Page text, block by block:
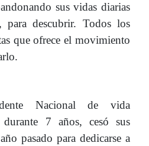
sus vidas diarias
para descubrir. Todos los
que ofrece el movimiento
Nacional de vida
durante 7 años, cesó sus
pasado para dedicarse a